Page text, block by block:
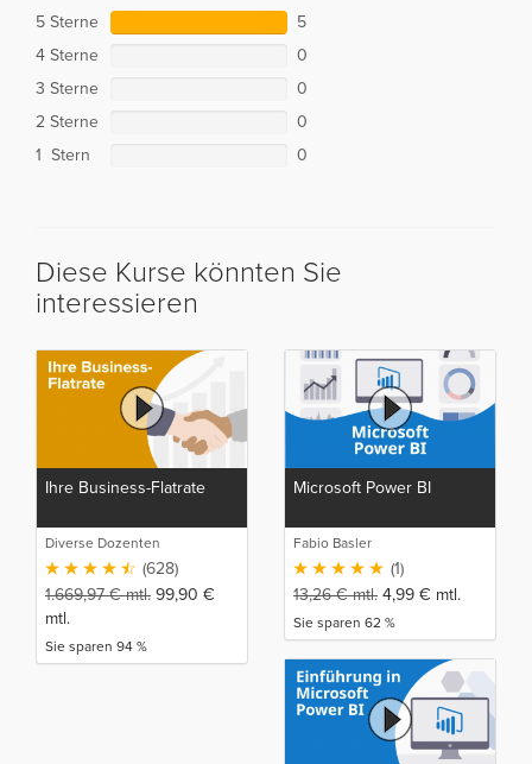
5 Sterne
5
4 Sterne
0
3 Sterne
0
2 Sterne
0
1 Stern
0
Diese Kurse könnten Sie
interessieren
Ihre Business-Flatrate
Diverse Dozenten
(628)
1.669,97€mtl. 99,90 €
mtl.
Sie sparen 94 %
Microsoft Power BI
Fabio Basler
(1)
13,26€mtl. 4,99 € mtl.
Sie sparen 62 %